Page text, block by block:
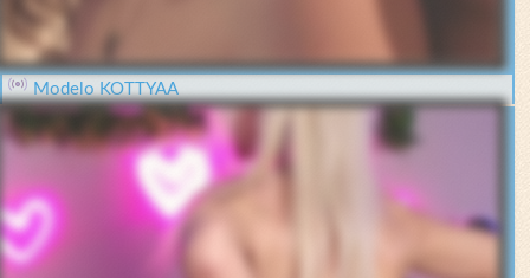
Modelo KOTTYAA